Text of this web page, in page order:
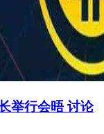
举行会晤 讨论